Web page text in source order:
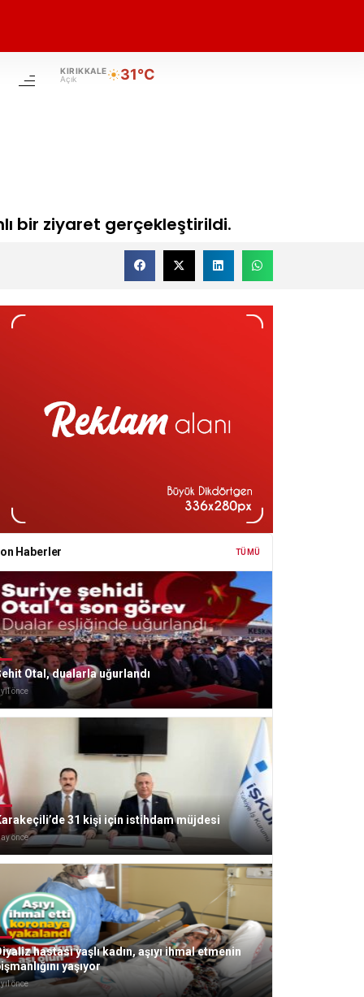
KIRIKKALE
Açık
31°C
bir ziyaret gerçekleştirildi.
Haberler TÜMÜ
Otal, dualarla uğurlandı
önce
31 kişi için istihdam müjdesi
önce
hastası yaşlı kadın, aşıyı ihmal etmenin
yaşıyor
önce